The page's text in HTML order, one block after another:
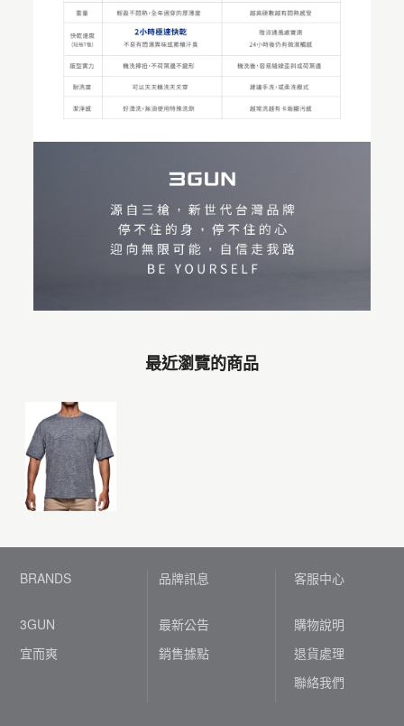
最近瀏覽的商品
BRANDS
3GUN
宜而爽
品牌訊息
最新公告
銷售據點
客服中心
購物說明
退貨處理
聯絡我們